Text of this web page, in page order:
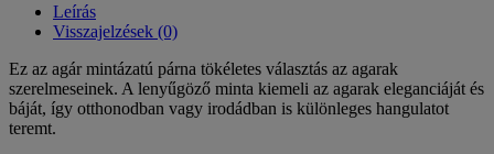
Leírás
Visszajelzések (0)
Ez az agár mintázatú párna tökéletes választás az agarak
szerelmeseinek. A lenyűgöző minta kiemeli az agarak eleganciáját és
báját, így otthonodban vagy irodádban is különleges hangulatot
teremt.